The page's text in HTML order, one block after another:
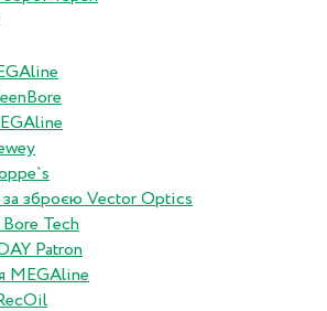
зброєю Vector Optics
Tech
Patron
MEGAline